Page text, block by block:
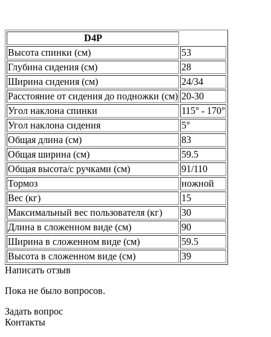
D4P
Высота спинки (см)
53
Глубина сидения (см)
28
Ширина сидения (см)
24/34
Расстояние от сидения до подножки (см) 20-30
Угол наклона спинки
115° - 170°
Угол наклона сидения
5°
Общая длина (см)
83
Общая ширина (см)
59.5
Общая высота/с ручками (см)
91/110
Тормоз
ножной
Вес (кг)
15
Максимальный вес пользователя (кг)
30
Длина в сложенном виде (cм)
90
Ширина в сложенном виде (cм)
59.5
Высота в сложенном виде (cм)
39
Написать отзыв
Пока не было вопросов.
Задать вопрос
Контакты